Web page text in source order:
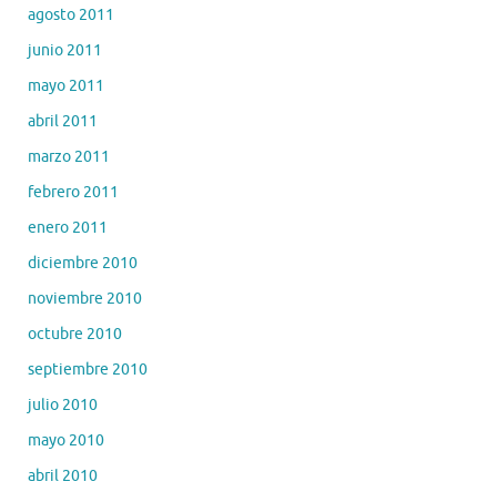
agosto 2011
junio 2011
mayo 2011
abril 2011
marzo 2011
febrero 2011
enero 2011
diciembre 2010
noviembre 2010
octubre 2010
septiembre 2010
julio 2010
mayo 2010
abril 2010